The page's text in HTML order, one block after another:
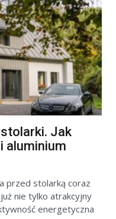
Jak
aluminium
przed stolarką coraz
nie tylko atrakcyjny
energetyczna